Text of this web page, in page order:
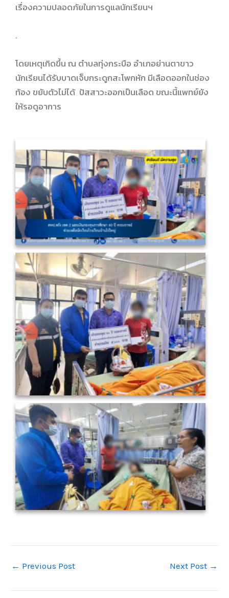
เรื่องความปลอดภัยในการดูแลนักเรียนฯ
.
โดยเหตุเกิดขึ้น ณ ตำบลทุ่งกระบือ อำเภอย่านตาขาว
นักเรียนได้รับบาดเจ็บกระดูกสะโพกหัก มีเลือดออกในช่อง
ท้อง ขยับตัวไม่ได้ ปัสสาวะออกเป็นเลือด ขณะนี้แพทย์ยัง
ให้รอดูอาการ
← Previous Post Next Post →